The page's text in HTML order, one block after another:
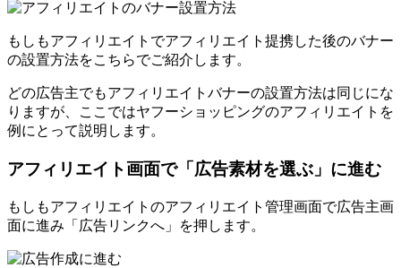
もしもアフィリエイトでアフィリエイト提携した後のバナー
の設置方法をこちらでご紹介します。
どの広告主でもアフィリエイトバナーの設置方法は同じにな
りますが、ここではヤフーショッピングのアフィリエイトを
例にとって説明します。
アフィリエイト画面で「広告素材を選ぶ」に進む
もしもアフィリエイトのアフィリエイト管理画面で広告主画
面に進み「広告リンクへ」を押します。